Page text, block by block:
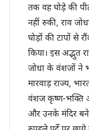
तक वह घोड़े की
नहीं रुकी, राव
घोड़ों की टापों से
किया। इस अद्भुत
जोधा के वंशजों ने
मारवाड़ राज्य,
वंशज कृष्ण-भक्ति
और उनके मंदिर